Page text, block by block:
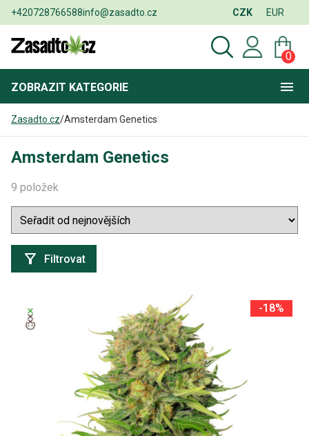
+420728766588info@zasadto.cz CZK EUR
0
ZOBRAZIT KATEGORIE
Zasadto.cz/Amsterdam Genetics
Amsterdam Genetics
9 položek
Filtrovat
-18%